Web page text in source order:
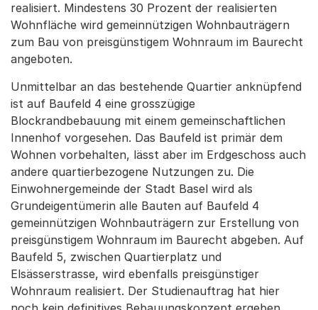
realisiert. Mindestens 30 Prozent der realisierten
Wohnfläche wird gemeinnützigen Wohnbauträgern
zum Bau von preisgünstigem Wohnraum im Baurecht
angeboten.
Unmittelbar an das bestehende Quartier anknüpfend
ist auf Baufeld 4 eine grosszügige
Blockrandbebauung mit einem gemeinschaftlichen
Innenhof vorgesehen. Das Baufeld ist primär dem
Wohnen vorbehalten, lässt aber im Erdgeschoss auch
andere quartierbezogene Nutzungen zu. Die
Einwohnergemeinde der Stadt Basel wird als
Grundeigentümerin alle Bauten auf Baufeld 4
gemeinnützigen Wohnbauträgern zur Erstellung von
preisgünstigem Wohnraum im Baurecht abgeben. Auf
Baufeld 5, zwischen Quartierplatz und
Elsässerstrasse, wird ebenfalls preisgünstiger
Wohnraum realisiert. Der Studienauftrag hat hier